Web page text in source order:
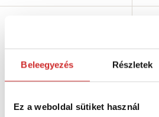
Beleegyezés Részletek
Ez a weboldal sütiket használ